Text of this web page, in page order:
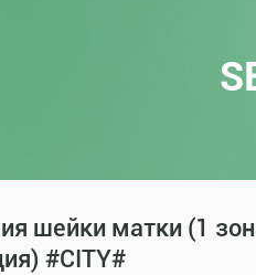
шейки матки (1
#CITY#